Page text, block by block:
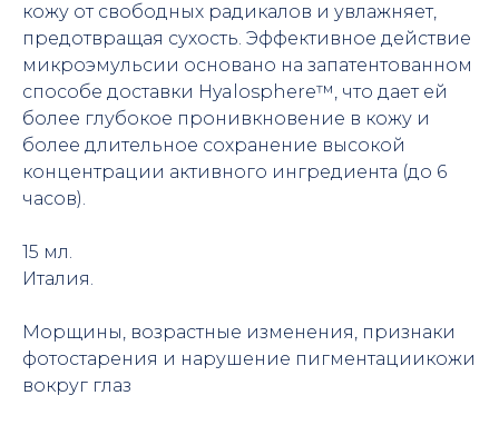
кожу от свободных радикалов и увлажняет,
предотвращая сухость. Эффективное действие
микроэмульсии основано на запатентованном
способе доставки Hyalosphere™, что дает ей
более глубокое пронивкновение в кожу и
более длительное сохранение высокой
концентрации активного ингредиента (до 6
часов).
15 мл.
Италия.
Морщины, возрастные изменения, признаки
фотостарения и нарушение пигментациикожи
вокруг глаз